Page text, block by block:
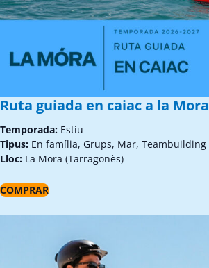
Ruta guiada en caiac a la Mora
Temporada: Estiu
Tipus: En família, Grups, Mar, Teambuilding
Lloc: La Mora (Tarragonès)
COMPRAR